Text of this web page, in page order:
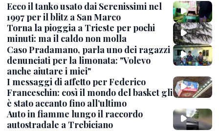
Ecco il tanko usato dai Serenissimi nel
1997 per il blitz a San Marco
Torna la pioggia a Trieste per pochi
minuti: ma il caldo non molla
Caso Pradamano, parla uno dei ragazzi
denunciati per la limonata: "Volevo
anche aiutare i miei"
I messaggi di affetto per Federico
Franceschin: così il mondo del basket gli
è stato accanto fino all’ultimo
Auto in fiamme lungo il raccordo
autostradale a Trebiciano